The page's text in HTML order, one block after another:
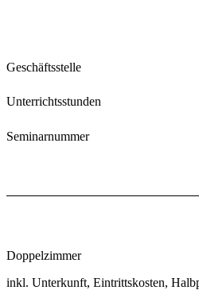
Geschäftsstelle
Unterrichtsstunden
Seminarnummer
Doppelzimmer
inkl. Unterkunft, Eintrittskosten,